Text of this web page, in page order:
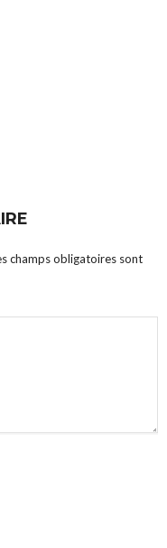
champs obligatoires sont